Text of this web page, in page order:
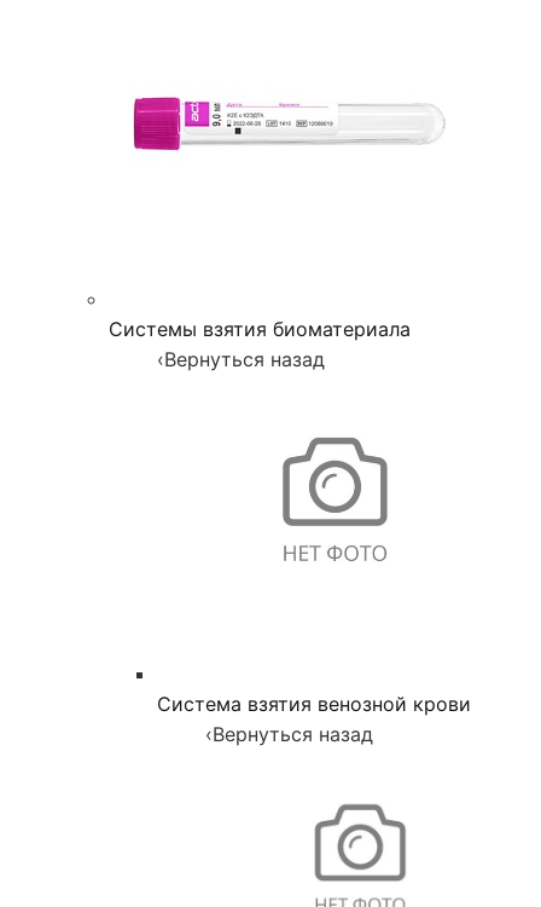
Системы взятия биоматериала
‹Вернуться назад
Система взятия венозной крови
‹Вернуться назад